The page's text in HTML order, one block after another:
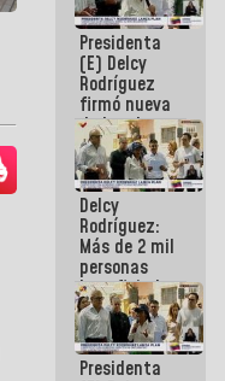
en Caracas
Presidenta
(E) Delcy
Rodríguez
firmó nueva
de Ley de
Arrendamiento
aprobada
por la AN
Delcy
Rodríguez:
Más de 2 mil
personas
beneficiadas
con planes
para
atención de
emergencia
Presidenta